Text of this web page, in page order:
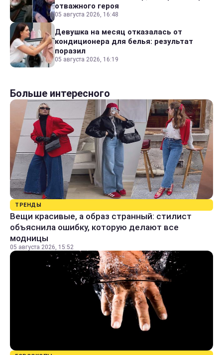
отважного героя
05 августа 2026, 16:48
Девушка на месяц отказалась от
кондиционера для белья: результат
поразил
05 августа 2026, 16:19
Больше интересного
ТРЕНДЫ
Вещи красивые, а образ странный: стилист
объяснила ошибку, которую делают все
модницы
05 августа 2026, 15:52